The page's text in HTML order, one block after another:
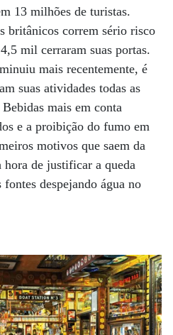
13 milhões de turistas.
britânicos correm sério risco
mil cerraram suas portas.
mais recentemente, é
suas atividades todas as
mais em conta
e a proibição do fumo em
motivos que saem da
hora de justificar a queda
despejando água no